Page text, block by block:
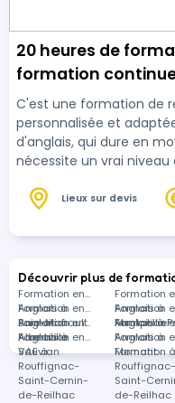
20 heures de
formation
(6mois)
C'est une formation de
personnalisée et
d'anglais, qui dure en
nécessite un vrai
parties: une partie
évaluer la progression
points de progression et
travail performant. Sessions individuelles en
entrée …
Lieux sur devis
Découvrir plus de
Formation en
Anglais à
Baie-Mahault
Formation
Anglais à
Montpellier
Formation en
Anglais à
Albertville
Formation
Anglais à
Formation en
Anglais à
Sauvian
Formation
Anglais à
Mornant
Formation en
VAE à
Rouffignac-
Saint-Cernin-
de-Reilhac
Formation
Formation à
Rouffignac-
Saint-
de-Reilhac